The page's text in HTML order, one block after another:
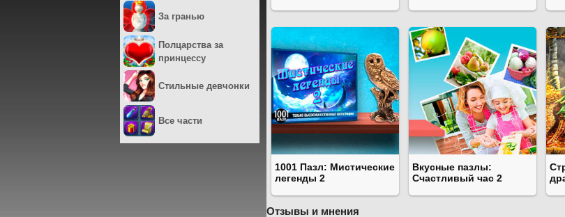
1001 Пазл: Мистические
легенды 2
Вкусные пазлы:
Счастливый час 2
Отзывы и мнения
За гранью
Полцарства за
принцессу
Стильные девчонки
Все части